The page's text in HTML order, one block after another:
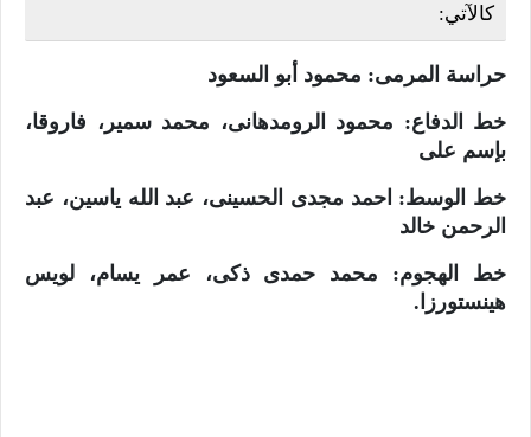
كالآتي:
حراسة المرمى: محمود أبو السعود
خط الدفاع: محمود الرومدهانى، محمد سمير، فاروقا،
بإسم على
خط الوسط: احمد مجدى الحسينى، عبد الله ياسين، عبد
الرحمن خالد
خط الهجوم: محمد حمدى ذكى، عمر يسام، لويس
هينستورزا.